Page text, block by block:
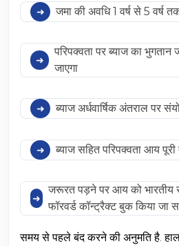
जमा की अवधि 1 वर्ष से 5 वर्ष
परिपक्वता पर ब्याज का भुगतान
जाएगा
ब्याज अर्धवार्षिक अंतराल पर
ब्याज सहित परिपक्वता आय पूरी
जरूरत पड़ने पर आय को भारतीय
फॉरवर्ड कॉन्ट्रैक्ट बुक किया जा
समय से पहले बंद करने की अनुमति है.